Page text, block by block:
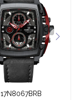
17N8067BRB